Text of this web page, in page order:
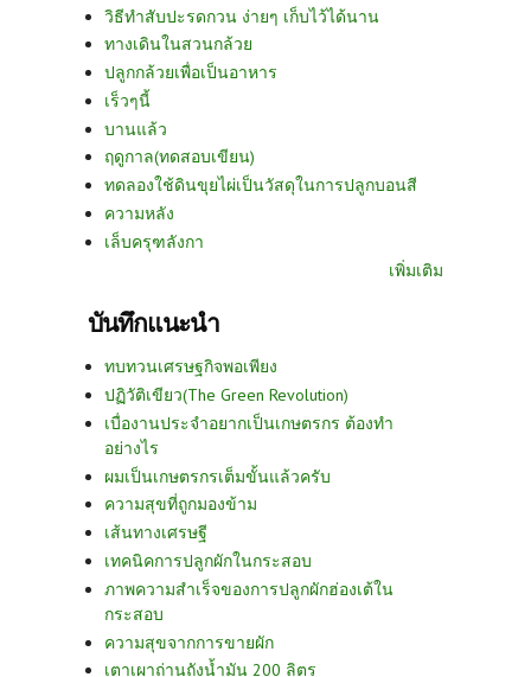
วิธีทำสับปะรดกวน ง่ายๆ เก็บไว้ได้นาน
ทางเดินในสวนกล้วย
ปลูกกล้วยเพื่อเป็นอาหาร
เร็วๆนี้
บานแล้ว
ฤดูกาล(ทดสอบเขียน)
ทดลองใช้ดินขุยไผ่เป็นวัสดุในการปลูกบอนสี
ความหลัง
เล็บครุฑลังกา
เพิ่มเติม
บันทึกแนะนำ
ทบทวนเศรษฐกิจพอเพียง
ปฏิวัติเขียว(The Green Revolution)
เบื่องานประจำอยากเป็นเกษตรกร ต้องทำ
อย่างไร
ผมเป็นเกษตรกรเต็มขั้นแล้วครับ
ความสุขที่ถูกมองข้าม
เส้นทางเศรษฐี
เทคนิคการปลูกผักในกระสอบ
ภาพความสำเร็จของการปลูกผักฮ่องเต้ใน
กระสอบ
ความสุขจากการขายผัก
เตาเผาถ่านถังน้ำมัน 200 ลิตร